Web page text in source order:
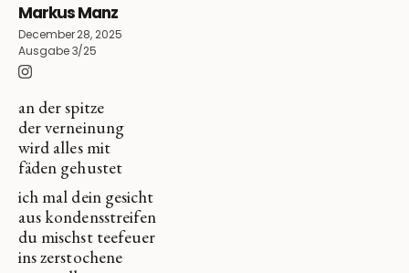
Markus Manz
December 28, 2025
Ausgabe 3/25
an der spitze
der verneinung
wird alles mit
fäden gehustet
ich mal dein gesicht
aus kondensstreifen
du mischst teefeuer
ins zerstochene